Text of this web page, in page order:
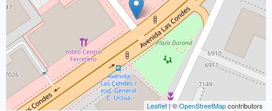
Leaflet| ©OpenStreetMapcontributors